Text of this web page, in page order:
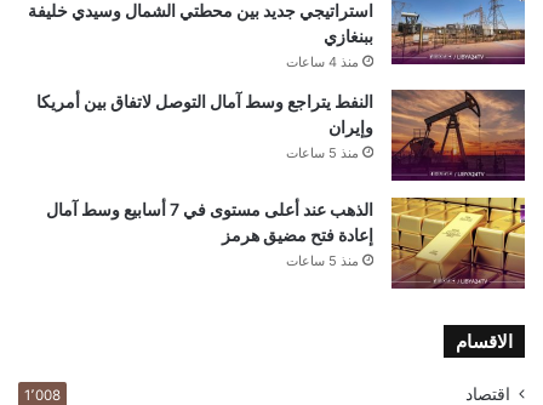
استراتيجي جديد بين محطتي الشمال وسيدي خليفة
ببنغازي
منذ 4 ساعات
النفط يتراجع وسط آمال التوصل لاتفاق بين أمريكا
وإيران
منذ 5 ساعات
الذهب عند أعلى مستوى في 7 أسابيع وسط آمال
إعادة فتح مضيق هرمز
منذ 5 ساعات
الاقسام
اقتصاد 1٬008